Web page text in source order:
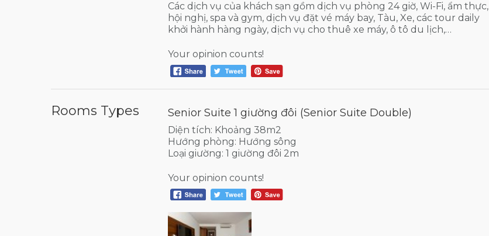
Các dịch vụ của khách sạn gồm dịch vụ phòng 24 giờ, Wi-Fi, ẩm thực,
hội nghị, spa và gym, dịch vụ đặt vé máy bay, Tàu, Xe, các tour daily
khởi hành hàng ngày, dịch vụ cho thuê xe máy, ô tô du lịch,…
Your opinion counts!
Rooms Types Senior Suite 1 giường đôi (Senior Suite Double)
Diện tích: Khoảng 38m2
Hướng phòng: Hướng sông
Loại giường: 1 giường đôi 2m
Your opinion counts!